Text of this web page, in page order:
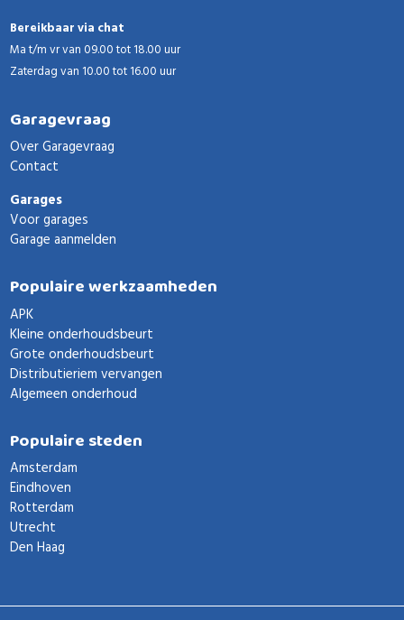
Bereikbaar via chat
Ma t/m vr van 09.00 tot 18.00 uur
Zaterdag van 10.00 tot 16.00 uur
Garagevraag
Over Garagevraag
Contact
Garages
Voor garages
Garage aanmelden
Populaire werkzaamheden
APK
Kleine onderhoudsbeurt
Grote onderhoudsbeurt
Distributieriem vervangen
Algemeen onderhoud
Populaire steden
Amsterdam
Eindhoven
Rotterdam
Utrecht
Den Haag